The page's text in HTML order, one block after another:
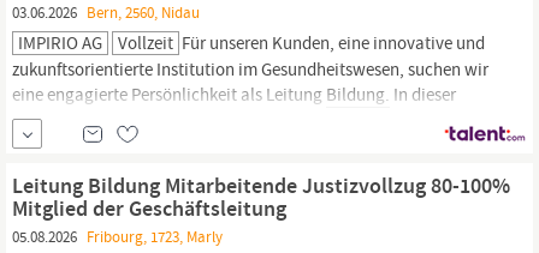
03.06.2026 Bern, 2560, Nidau
IMPIRIO AG Vollzeit Für unseren Kunden, eine innovative und
zukunftsorientierte Institution im Gesundheitswesen, suchen wir
eine engagierte Persönlichkeit als Leitung Bildung. In dieser
vielseitigen Kaderfunktion übernehmen Sie die Verantwortung für
die Koordination und Weiterentwicklung der Berufsbildung. Sie
Leitung Bildung Mitarbeitende Justizvollzug 80-100%
Mitglied der Geschäftsleitung
05.08.2026 Fribourg, 1723, Marly